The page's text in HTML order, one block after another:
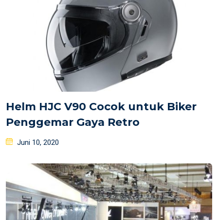
Helm HJC V90 Cocok untuk Biker
Penggemar Gaya Retro
Posted
Juni 10, 2020